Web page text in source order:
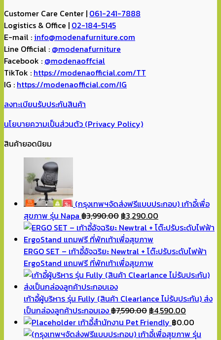
Customer Care Center | 061-241-7888
Logistics & Office | 02-184-5145
E-mail : info@modenafurniture.com
Line Official : @modenafurniture
Facebook : @modenaoffcial
TikTok : https://modenaofficial.com/TT
IG : https://modenaofficial.com/IG
ลงทะเบียนรับประกันสินค้า
นโยบายความเป็นส่วนตัว (Privacy Policy)
สินค้ายอดนิยม
(กรุงเทพฯจัดส่งฟรีแบบประกอบ) เก้าอี้เพื่อ
สุขภาพ รุ่น Napa ฿3,990.00 Original
price
was:
฿3,990.00.
฿3,290.00
price
฿3,290.00.
ERGO SET – เก้าอี้อัจฉริยะ Newtral + โต๊ะปรับระดับไฟฟ้า
ErgoStand แถมฟรี ที่พักเท้าเพื่อสุขภาพ
เก้าอี้ผู้บริหาร รุ่น Fully (สินค้า Clearlance ไม่รับประกัน) ส่ง
เป็นกล่องลูกค้าประกอบเอง฿7,590.00 Original
price
was:
฿4,590.00
price
is:
เก้าอี้สำนักงาน Pet Friendly ฿0.00